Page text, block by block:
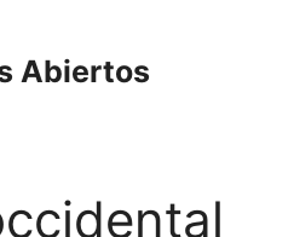
Abiertos